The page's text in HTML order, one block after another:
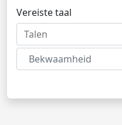
Vereiste taal
Bekwaamheid